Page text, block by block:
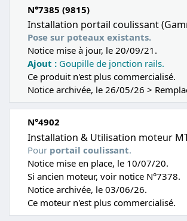
N°7385 (9815)
Installation portail coulissant
Pose sur poteaux existants.
Notice mise à jour, le 20/09/21.
Ajout : Goupille de jonction rails.
Ce produit n'est plus commercialisé.
Notice archivée, le 26/05/26 >
N°4902
Installation & Utilisation moteur
Pour portail coulissant.
Notice mise en place, le 10/07/20.
Si ancien moteur, voir notice N°7378.
Notice archivée, le 03/06/26.
Ce moteur n'est plus commercialisé.